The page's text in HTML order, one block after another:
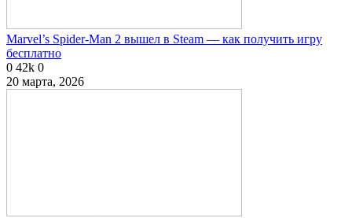
Marvel’s Spider-Man 2 вышел в Steam — как получить игру
бесплатно
0 42k 0
20 марта, 2026